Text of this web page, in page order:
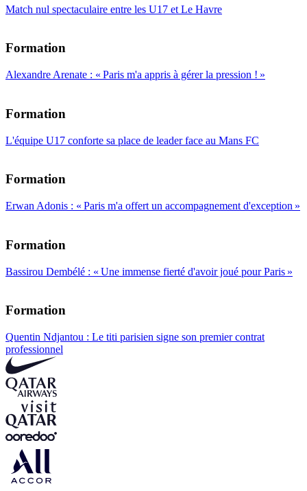
Match nul spectaculaire entre les U17 et Le Havre
Formation
Alexandre Arenate : « Paris m'a appris à gérer la pression ! »
Formation
L'équipe U17 conforte sa place de leader face au Mans FC
Formation
Erwan Adonis : « Paris m'a offert un accompagnement d'exception »
Formation
Bassirou Dembélé : « Une immense fierté d'avoir joué pour Paris »
Formation
Quentin Ndjantou : Le titi parisien signe son premier contrat
professionnel